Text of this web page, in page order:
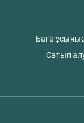
Баға
Сатып